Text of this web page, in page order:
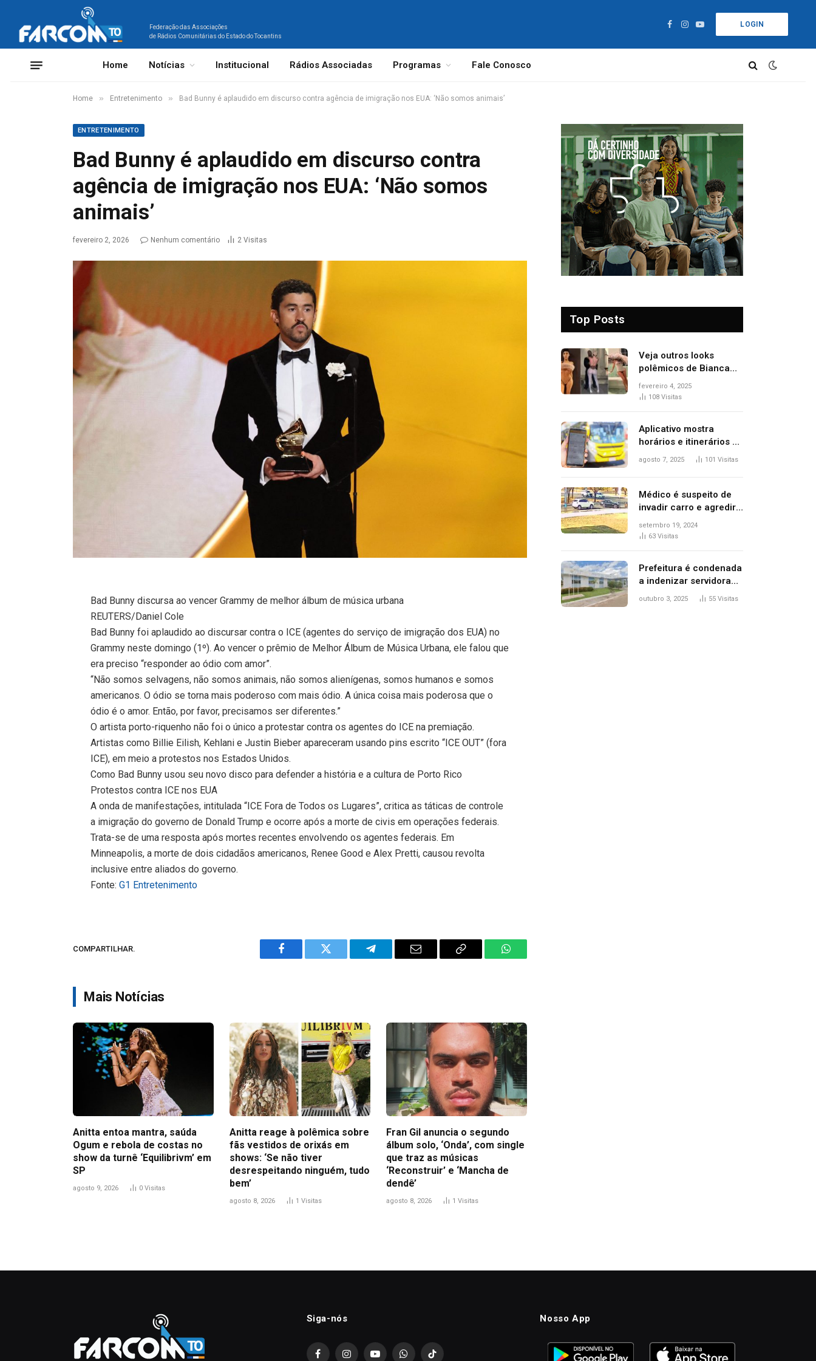
Federação das Associações
de Rádios Comunitárias do Estado do Tocantins
Facebook
Instagram
YouTube
LOGIN
Home Notícias Institucional Rádios Associadas Programas Fale Conosco
Home » Entretenimento » Bad Bunny é aplaudido em discurso contra agência de imigração nos EUA: ‘Não somos animais’
ENTRETENIMENTO
Bad Bunny é aplaudido em discurso contra
agência de imigração nos EUA: ‘Não somos
animais’
fevereiro 2, 2026 Nenhum comentário 2 Visitas
Bad Bunny discursa ao vencer Grammy de melhor álbum de música urbana
REUTERS/Daniel Cole
Bad Bunny foi aplaudido ao discursar contra o ICE (agentes do serviço de imigração dos EUA) no
Grammy neste domingo (1º). Ao vencer o prêmio de Melhor Álbum de Música Urbana, ele falou que
era preciso “responder ao ódio com amor”.
“Não somos selvagens, não somos animais, não somos alienígenas, somos humanos e somos
americanos. O ódio se torna mais poderoso com mais ódio. A única coisa mais poderosa que o
ódio é o amor. Então, por favor, precisamos ser diferentes.”
O artista porto-riquenho não foi o único a protestar contra os agentes do ICE na premiação.
Artistas como Billie Eilish, Kehlani e Justin Bieber apareceram usando pins escrito “ICE OUT” (fora
ICE), em meio a protestos nos Estados Unidos.
Como Bad Bunny usou seu novo disco para defender a história e a cultura de Porto Rico
Protestos contra ICE nos EUA
A onda de manifestações, intitulada “ICE Fora de Todos os Lugares”, critica as táticas de controle
a imigração do governo de Donald Trump e ocorre após a morte de civis em operações federais.
Trata-se de uma resposta após mortes recentes envolvendo os agentes federais. Em
Minneapolis, a morte de dois cidadãos americanos, Renee Good e Alex Pretti, causou revolta
inclusive entre aliados do governo.
Fonte:G1 Entretenimento
COMPARTILHAR.
Facebook Twitter Telegram Email
Copy
WhatsApp
Mais Notícias
Anitta entoa mantra, saúda
Ogum e rebola de costas no
show da turnê ‘Equilibrivm’ em
SP
agosto 9, 2026 0 Visitas
Anitta reage à polêmica sobre
fãs vestidos de orixás em
shows: ‘Se não tiver
desrespeitando ninguém, tudo
bem’
agosto 8, 2026 1 Visitas
Fran Gil anuncia o segundo
álbum solo, ‘Onda’, com single
que traz as músicas
‘Reconstruir’ e ‘Mancha de
dendê’
agosto 8, 2026 1 Visitas
Top Posts
Veja outros looks
polêmicos de Bianca
Censori, esposa de
Kanye West que
fevereiro 4, 2025
108 Visitas
Aplicativo mostra
horários e itinerários de
ônibus a usuários do
agosto 7, 2025 101 Visitas
Médico é suspeito de
invadir carro e agredir
delegado aposentado
durante confusão no
setembro 19, 2024
63 Visitas
Prefeitura é condenada
a indenizar servidora
temporária demitida
outubro 3, 2025 55 Visitas
Siga-nós
FacebookInstagramYouTubeWhatsAppTikTok
Nosso App